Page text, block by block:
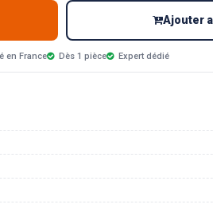
Ajouter
en France Dès 1 pièce Expert dédié